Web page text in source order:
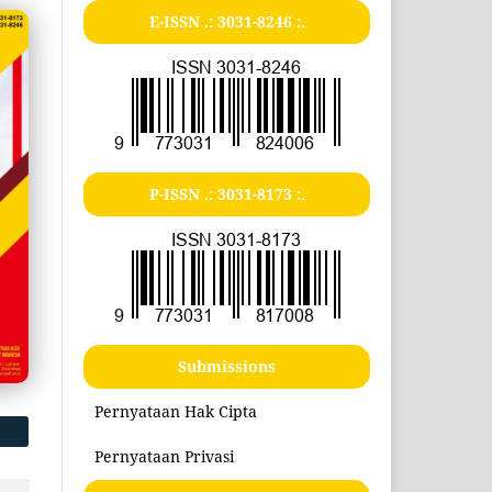
E-ISSN .: 3031-8246:.
P-ISSN .: 3031-8173:.
Submissions
Pernyataan Hak Cipta
Pernyataan Privasi